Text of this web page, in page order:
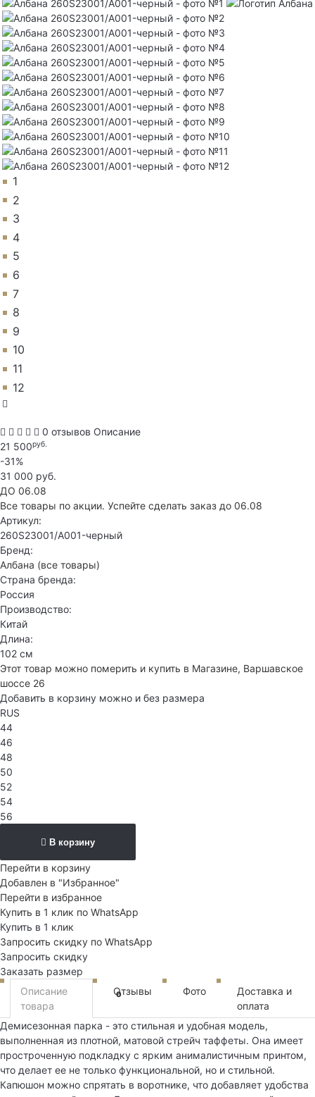
1
2
3
4
5
6
7
8
9
10
11
12
0 отзывов Описание
21 500руб.
-31%
31 000 руб.
ДО 06.08
Все товары по акции. Успейте сделать заказ до 06.08
Артикул:
260S23001/A001-черный
Бренд:
Албана (все товары)
Страна бренда:
Россия
Производство:
Китай
Длина:
102 см
Этот товар можно померить и купить в Магазине, Варшавское
шоссе 26
Добавить в корзину можно и без размера
RUS
44
46
48
50
52
54
56
В корзину
Перейти в корзину
Добавлен в "Избранное"
Перейти в избранное
Купить в 1 клик по WhatsApp
Купить в 1 клик
Запросить скидку по WhatsApp
Запросить скидку
Заказать размер
Описание
товара
Отзывы
0 Фото
Доставка и
оплата
Демисезонная парка - это стильная и удобная модель,
выполненная из плотной, матовой стрейч таффеты. Она имеет
простроченную подкладку с ярким анималистичным принтом,
что делает ее не только функциональной, но и стильной.
Капюшон можно спрятать в воротнике, что добавляет удобства